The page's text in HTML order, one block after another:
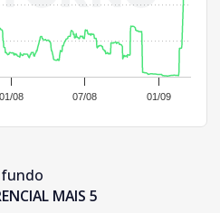
01/08 07/08 01/09
fundo
MAIS 5